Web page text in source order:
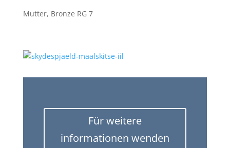
Mutter, Bronze RG 7
Für weitere
informationen wenden